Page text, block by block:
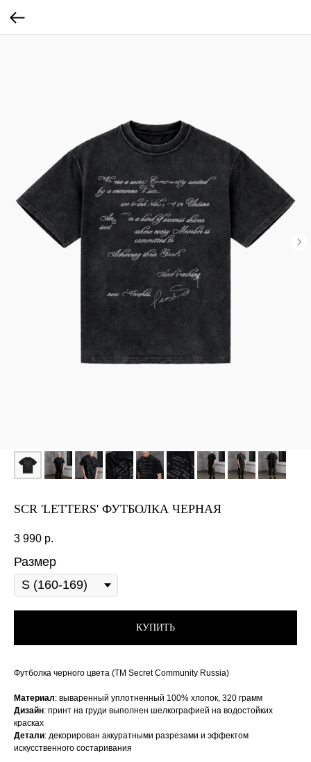
SCR 'LETTERS' ФУТБОЛКА ЧЕРНАЯ
3 990 р.
Размер
КУПИТЬ
Футболка черного цвета (ТМ Secret Community Russia)
Материал: вываренный уплотненный 100% хлопок, 320 грамм
Дизайн: принт на груди выполнен шелкографией на водостойких
красках
Детали: декорирован аккуратными разрезами и эффектом
искусственного состаривания